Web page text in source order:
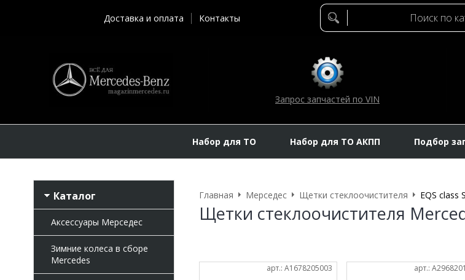
Доставка и оплата Контакты
Запрос запчастей по VIN
Набор для ТО Набор для ТО АКПП Подбор
Каталог
Аксессуары Мерседес
Зимние колеса в сборе
Mercedes
Главная Мерседес Щетки стеклоочистителя EQS class
Щетки стеклоочистителя
арт.: A1678205003 арт.: